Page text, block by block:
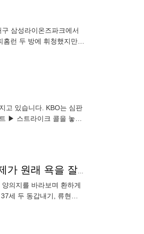
삼성라이온즈파크에서
런 두 방에 휘청했지만,
고 있습니다. KBO는 심판
▶ 스트라이크 콜을 놓친
[영상] 양의지 : "아우 XX" / RYU : "푸하하"→양의지가 전한 뒷이야기 "제가 원래 욕을 잘 안 하는데..."
의지를 바라보며 환하게
세 두 동갑내기, 류현진